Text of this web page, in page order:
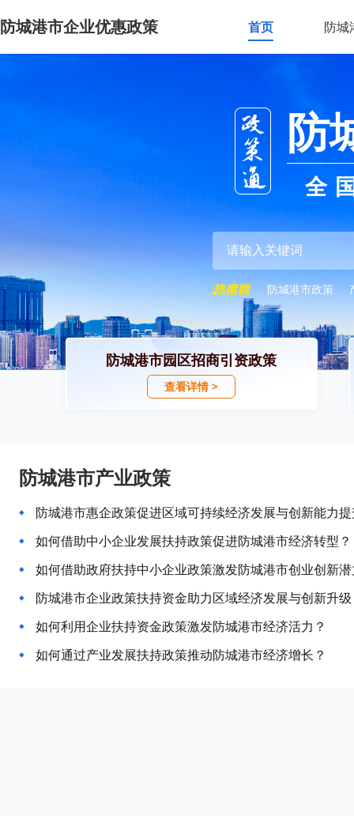
防城港市企业优惠政策 首页 防城
防
全
防城港市政策
防城港市园区招商引资政策
查看详情 >
防城港市产业政策
防城港市惠企政策促进区域可持续经济发展与创新能力
如何借助中小企业发展扶持政策促进防城港市经济转型？
如何借助政府扶持中小企业政策激发防城港市创业创新
防城港市企业政策扶持资金助力区域经济发展与创新升级
如何利用企业扶持资金政策激发防城港市经济活力？
如何通过产业发展扶持政策推动防城港市经济增长？